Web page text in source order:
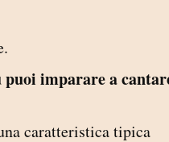
puoi imparare a
caratteristica tipica